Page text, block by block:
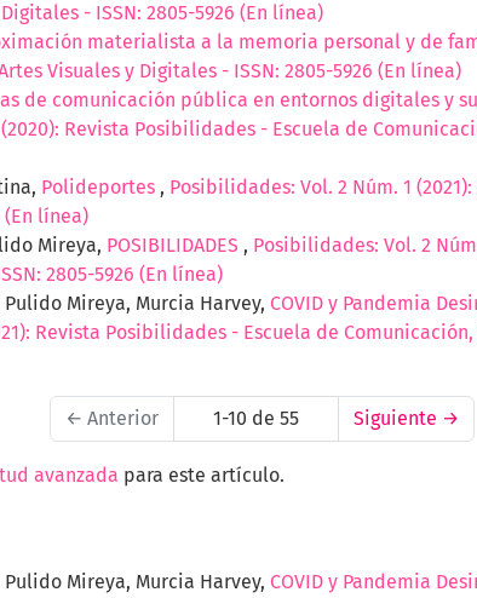
- ISSN: 2805-5926 (En línea)
materialista a la memoria personal y de
Visuales y Digitales - ISSN: 2805-5926 (En línea)
de comunicación pública en entornos digitales y
Revista Posibilidades - Escuela de
Polideportes , Posibilidades: Vol. 2 Núm. 1
(En línea)
Mireya, POSIBILIDADES , Posibilidades: Vol. 2
2805-5926 (En línea)
Mireya, Murcia Harvey, COVID y Pandemia
Revista Posibilidades - Escuela de
← Anterior 1-10 de 55 Siguiente →
avanzada para este artículo.
Mireya, Murcia Harvey, COVID y Pandemia